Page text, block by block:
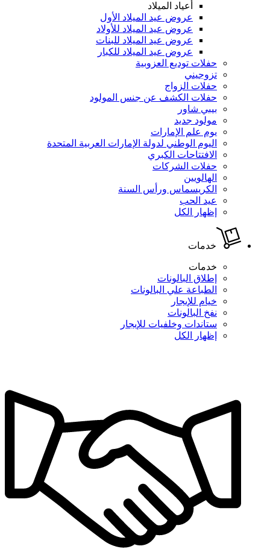
أعياد الميلاد
عروض عيد الميلاد الأول
عروض عيد الميلاد للأولاد
عروض عيد الميلاد للبنات
عروض عيد الميلاد للكبار
حفلات توديع العزوبية
تزوجيني
حفلات الزواج
حفلات الكشف عن جنس المولود
بيبي شاور
مولود جديد
يوم علم الإمارات
اليوم الوطني لدولة الإمارات العربية المتحدة
الافتتاحات الكبري
حفلات الشركات
الهالويين
الكريسماس ورأس السنة
عيد الحب
إظهار الكل
خدمات
خدمات
إطلاق البالونات
الطباعة علي البالونات
خيام للإيجار
نفخ البالونات
ستاندات وخلفيات للإيجار
إظهار الكل